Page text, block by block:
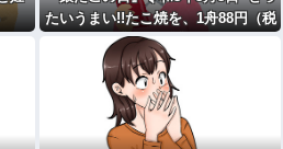
たいうまい!!たこ焼を、1舟88円（税
込）で販売へ